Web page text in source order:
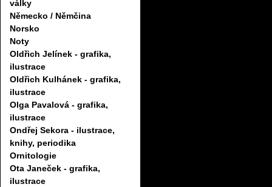
války
Německo / Němčina
Norsko
Noty
Oldřich Jelínek - grafika,
ilustrace
Oldřich Kulhánek - grafika,
ilustrace
Olga Pavalová - grafika,
ilustrace
Ondřej Sekora - ilustrace,
knihy, periodika
Ornitologie
Ota Janeček - grafika,
ilustrace